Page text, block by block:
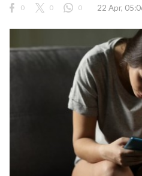
0 0 0 22 Apr,